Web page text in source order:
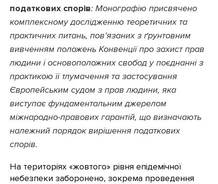
податкових спорів: Монографію присвячено
комплексному дослідженню теоретичних та
практичних питань, пов’язаних з ґрунтовним
вивченням положень Конвенції про захист прав
людини і основоположних свобод у поєднанні з
практикою її тлумачення та застосування
Європейським судом з прав людини, яка
виступає фундаментальним джерелом
міжнародно-правових гарантій, що визначають
належний порядок вирішення податкових
спорів.
На територіях «жовтого» рівня епідемічної
небезпеки заборонено, зокрема проведення